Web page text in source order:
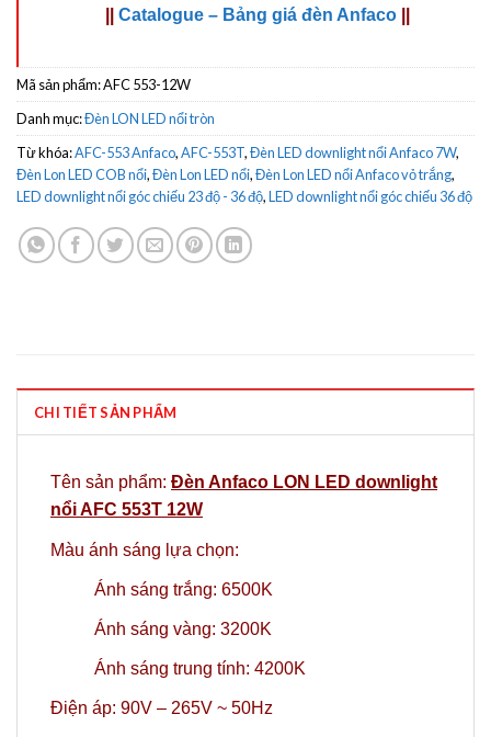
Catalogue – Bảng giá đèn Anfaco
Mã sản phẩm:AFC 553-12W
Danh mục:Đèn LON LED nổi tròn
Từ khóa:AFC-553 Anfaco,AFC-553T,Đèn LED downlight nổi Anfaco 7W,
Đèn Lon LED COB nổi,Đèn Lon LED nổi,Đèn Lon LED nổi Anfaco vỏ trắng,
LED downlight nổi góc chiếu 23 độ - 36 độ,LED downlight nổi góc chiếu 36 độ
CHI TIẾT SẢN PHẨM
Tên sản phẩm: Đèn Anfaco LON LED downlight
nổi AFC 553T 12W
Màu ánh sáng lựa chọn:
Ánh sáng trắng: 6500K
Ánh sáng vàng: 3200K
Ánh sáng trung tính: 4200K
Điện áp: 90V – 265V ~ 50Hz